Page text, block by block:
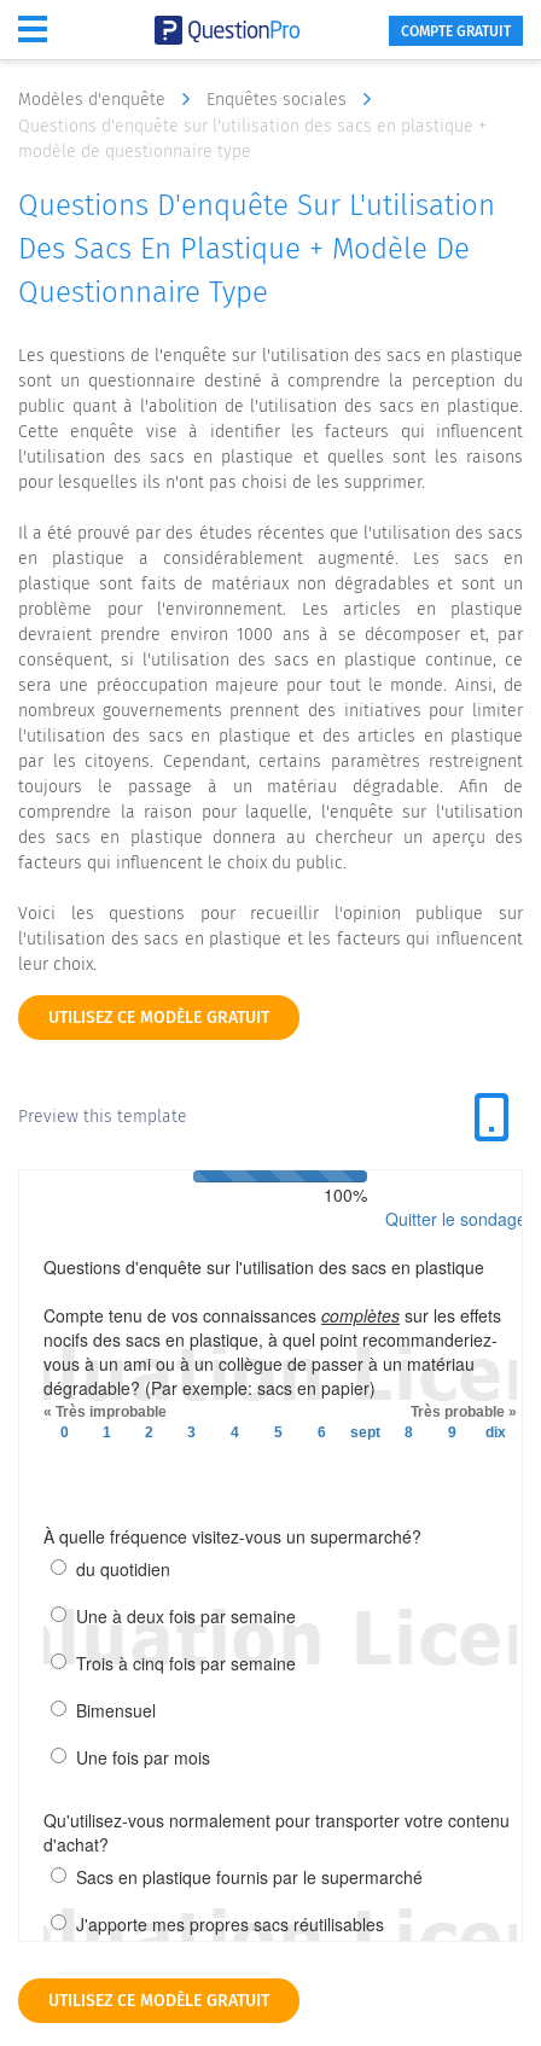
COMPTE GRATUIT
Modèles d'enquête
Enquêtes sociales
Questions d'enquête sur l'utilisation des sacs en plastique +
modèle de questionnaire type
Questions D'enquête Sur L'utilisation
Des Sacs En Plastique + Modèle De
Questionnaire Type
Les questions de l'enquête sur l'utilisation des sacs en plastique
sont un questionnaire destiné à comprendre la perception du
public quant à l'abolition de l'utilisation des sacs en plastique.
Cette enquête vise à identifier les facteurs qui influencent
l'utilisation des sacs en plastique et quelles sont les raisons
pour lesquelles ils n'ont pas choisi de les supprimer.
Il a été prouvé par des études récentes que l'utilisation des sacs
en plastique a considérablement augmenté. Les sacs en
plastique sont faits de matériaux non dégradables et sont un
problème pour l'environnement. Les articles en plastique
devraient prendre environ 1000 ans à se décomposer et, par
conséquent, si l'utilisation des sacs en plastique continue, ce
sera une préoccupation majeure pour tout le monde. Ainsi, de
nombreux gouvernements prennent des initiatives pour limiter
l'utilisation des sacs en plastique et des articles en plastique
par les citoyens. Cependant, certains paramètres restreignent
toujours le passage à un matériau dégradable. Afin de
comprendre la raison pour laquelle, l'enquête sur l'utilisation
des sacs en plastique donnera au chercheur un aperçu des
facteurs qui influencent le choix du public.
Voici les questions pour recueillir l'opinion publique sur
l'utilisation des sacs en plastique et les facteurs qui influencent
leur choix.
UTILISEZ CE MODÈLE GRATUIT
Preview this template
UTILISEZ CE MODÈLE GRATUIT